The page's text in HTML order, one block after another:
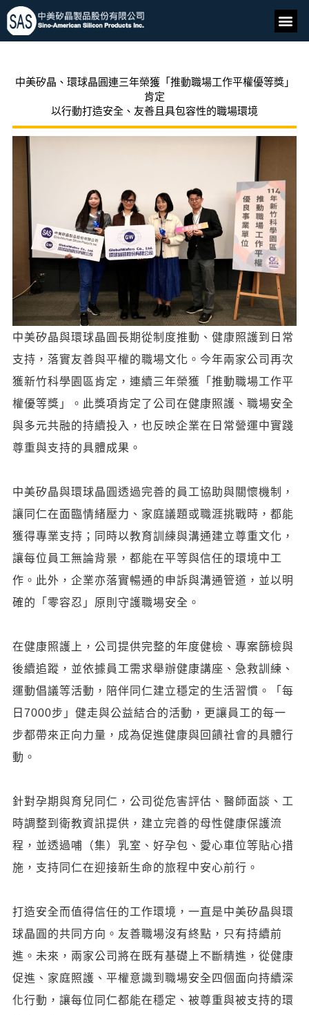
中美矽晶、環球晶圓連三年榮獲「推動職場工作平權優等獎」
肯定
以行動打造安全、友善且具包容性的職場環境
中美矽晶與環球晶圓長期從制度推動、健康照護到日常
支持，落實友善與平權的職場文化。今年兩家公司再次
獲新竹科學園區肯定，連續三年榮獲「推動職場工作平
權優等獎」。此獎項肯定了公司在健康照護、職場安全
與多元共融的持續投入，也反映企業在日常營運中實踐
尊重與支持的具體成果。
中美矽晶與環球晶圓透過完善的員工協助與關懷機制，
讓同仁在面臨情緒壓力、家庭議題或職涯挑戰時，都能
獲得專業支持；同時以教育訓練與溝通建立尊重文化，
讓每位員工無論背景，都能在平等與信任的環境中工
作。此外，企業亦落實暢通的申訴與溝通管道，並以明
確的「零容忍」原則守護職場安全。
在健康照護上，公司提供完整的年度健檢、專案篩檢與
後續追蹤，並依據員工需求舉辦健康講座、急救訓練、
運動倡議等活動，陪伴同仁建立穩定的生活習慣。「每
日7000步」健走與公益結合的活動，更讓員工的每一
步都帶來正向力量，成為促進健康與回饋社會的具體行
動。
針對孕期與育兒同仁，公司從危害評估、醫師面談、工
時調整到衛教資訊提供，建立完善的母性健康保護流
程，並透過哺（集）乳室、好孕包、愛心車位等貼心措
施，支持同仁在迎接新生命的旅程中安心前行。
打造安全而值得信任的工作環境，一直是中美矽晶與環
球晶圓的共同方向。友善職場沒有終點，只有持續前
進。未來，兩家公司將在既有基礎上不斷精進，從健康
促進、家庭照護、平權意識到職場安全四個面向持續深
化行動，讓每位同仁都能在穩定、被尊重與被支持的環